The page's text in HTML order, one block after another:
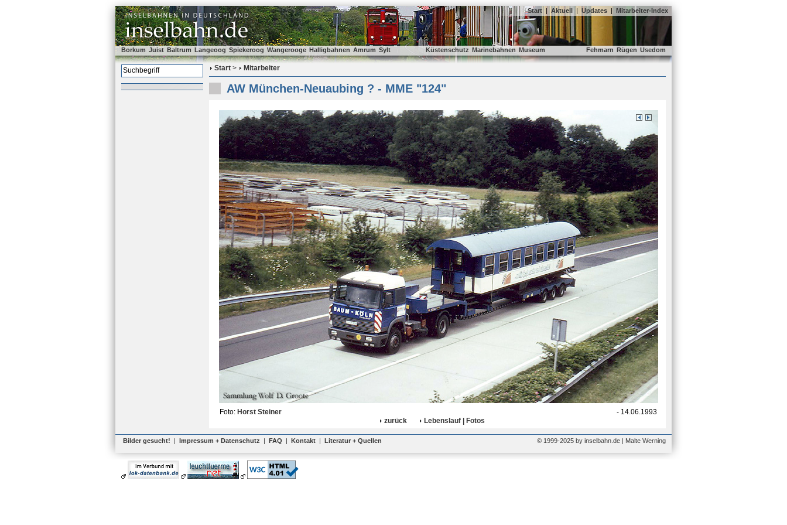
Start | Aktuell | Updates | Mitarbeiter-Index
Borkum Juist Baltrum Langeoog Spiekeroog Wangerooge Halligbahnen Amrum Sylt Küstenschutz Marinebahnen Museum Fehmarn Rügen Usedom
Start > Mitarbeiter
AW München-Neuaubing ? - MME "124"
Foto: Horst Steiner
- 14.06.1993
zurück
Lebenslauf | Fotos
Bilder gesucht! | Impressum + Datenschutz | FAQ | Kontakt | Literatur + Quellen © 1999-2025 by inselbahn.de | Malte Werning